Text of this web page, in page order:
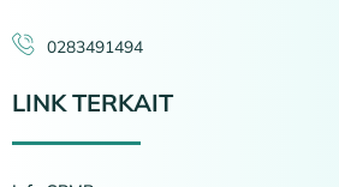
0283491494
LINK TERKAIT